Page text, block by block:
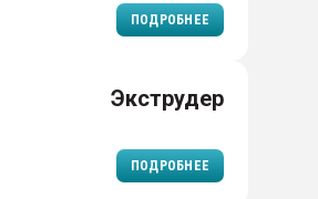
ПОДРОБНЕЕ
Экструдер
ПОДРОБНЕЕ